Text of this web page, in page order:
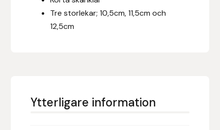
Tre storlekar; 10,5cm, 11,5cm och
12,5cm
Ytterligare information
Eyjólfur Ísólfsson